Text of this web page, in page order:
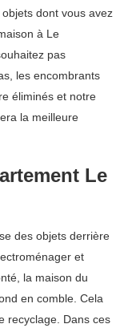
dont vous avez
à Le
pas
les encombrants
éliminés et notre
la meilleure
Le
des objets derrière
et
la maison du
en comble. Cela
recyclage. Dans ces